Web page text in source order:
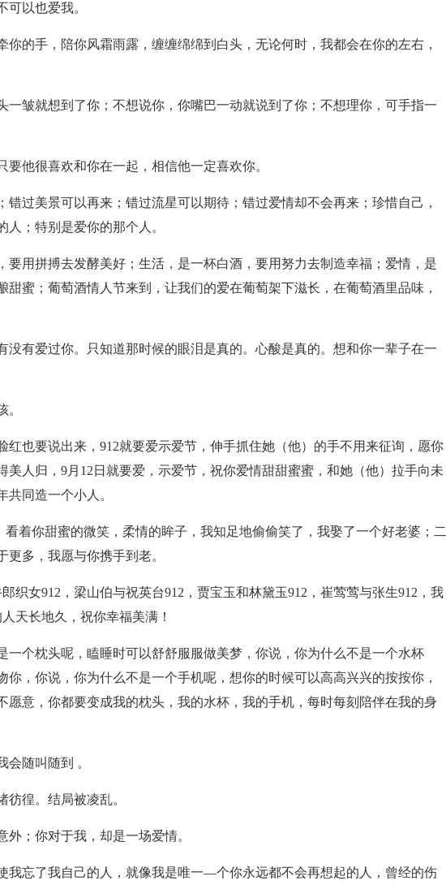
可以也爱我。
你的手，陪你风霜雨露，缠缠绵绵到白头，无论何时，我都会在你的左右，
一皱就想到了你；不想说你，你嘴巴一动就说到了你；不想理你，可手指一
要他很喜欢和你在一起，相信他一定喜欢你。
错过美景可以再来；错过流星可以期待；错过爱情却不会再来；珍惜自己，
；特别是爱你的那个人。
要用拼搏去发酵美好；生活，是一杯白酒，要用努力去制造幸福；爱情，是
甜蜜；葡萄酒情人节来到，让我们的爱在葡萄架下滋长，在葡萄酒里品味，
没有爱过你。只知道那时候的眼泪是真的。心酸是真的。想和你一辈子在一
。
红也要说出来，912就要爱示爱节，伸手抓住她（他）的手不用来征询，愿你
美人归，9月12日就要爱，示爱节，祝你爱情甜甜蜜蜜，和她（他）拉手向未
同造一个小人。
看着你甜蜜的微笑，柔情的眸子，我知足地偷偷笑了，我娶了一个好老婆；二
更多，我愿与你携手到老。
织女912，梁山伯与祝英台912，贾宝玉和林黛玉912，崔莺莺与张生912，我
天长地久，祝你幸福美满！
一个枕头呢，瞌睡时可以舒舒服服做美梦，你说，你为什么不是一个水杯
你，你说，你为什么不是一个手机呢，想你的时候可以高高兴兴的按按你，
愿意，你都要变成我的枕头，我的水杯，我的手机，每时每刻陪伴在我的身
会随叫随到 。
彷徨。结局被凌乱。
外；你对于我，却是一场爱情。
我忘了我自己的人，就像我是唯一—个你永远都不会再想起的人，曾经的伤